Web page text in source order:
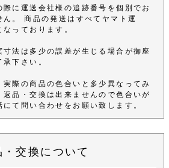
に運送会社様の追跡番号を個別でお
。 商品の発送はすべてヤマト運
っております。
法は多少の誤差が生じる場合が御座
下さい。
実際の商品の色合いと多少異なってみ
返品・交換は出来ませんので色合いが
て問い合わせをお願い致します。
・交換について